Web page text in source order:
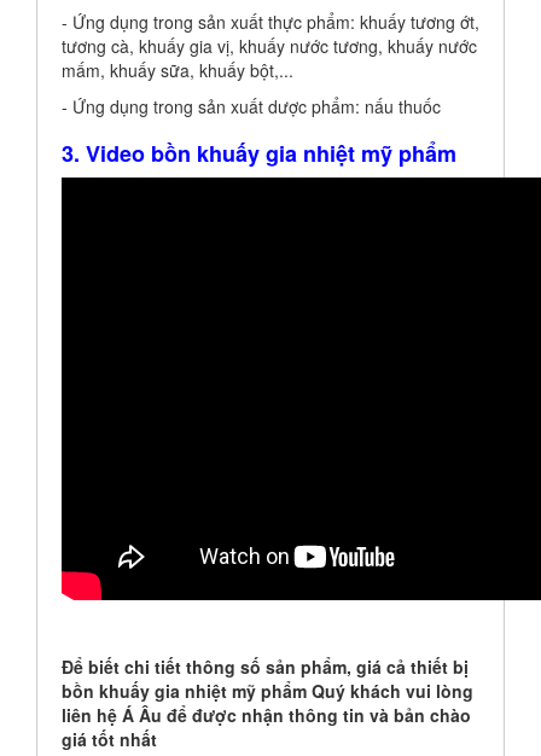
- Ứng dụng trong sản xuất thực phẩm: khuấy tương ớt,
tương cà, khuấy gia vị, khuấy nước tương, khuấy nước
mấm, khuấy sữa, khuấy bột,...
- Ứng dụng trong sản xuất dược phẩm: nấu thuốc
3. Video bồn khuấy gia nhiệt mỹ phẩm
Để biết chi tiết thông số sản phẩm, giá cả thiết bị
bồn khuấy gia nhiệt mỹ phẩm Quý khách vui lòng
liên hệ Á Âu để được nhận thông tin và bản chào
giá tốt nhất